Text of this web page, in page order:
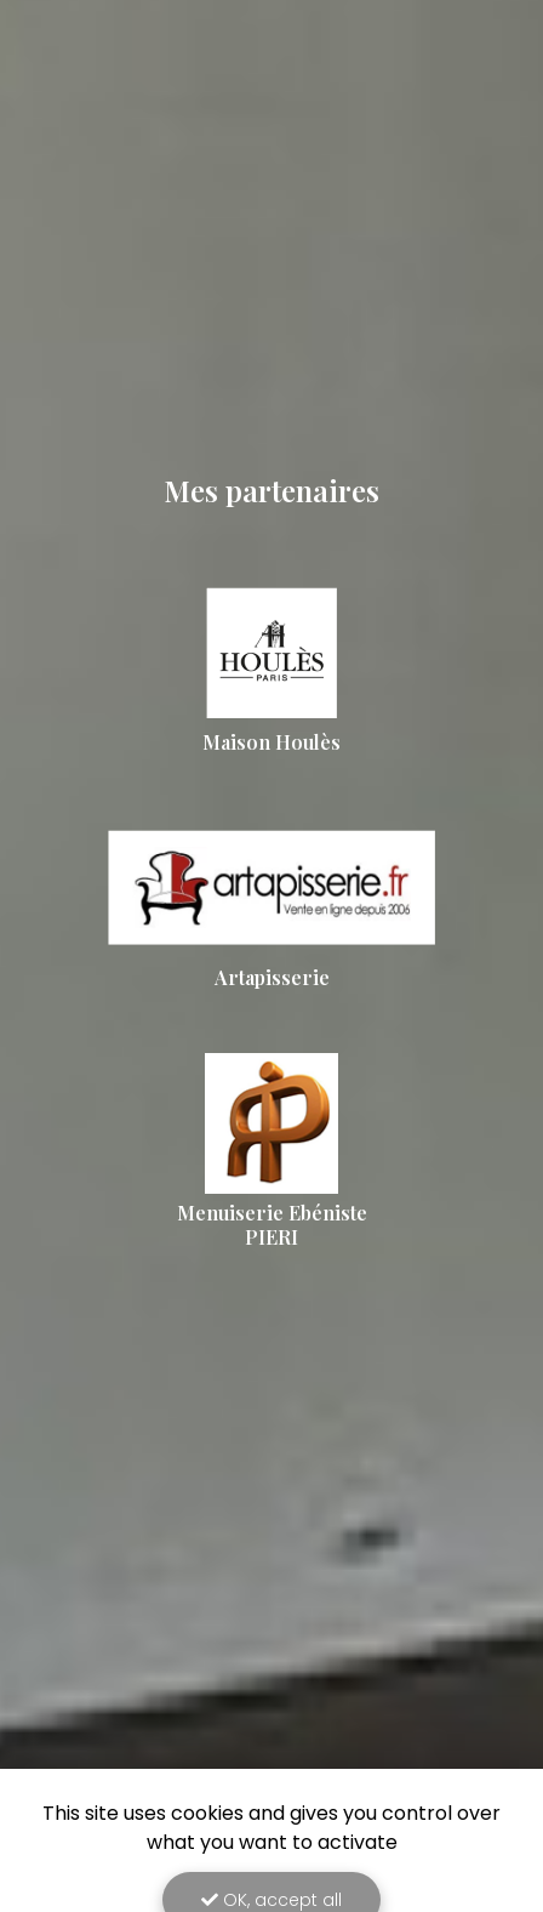
Mes partenaires
Maison Houlès
Artapisserie
Menuiserie Ebéniste
PIERI
This site uses cookies and gives you control over
what you want to activate
OK, accept all